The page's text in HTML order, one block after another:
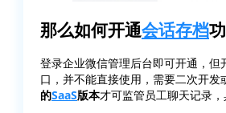
那么如何开通会话存档
登录企业微信管理后台即可开通，但
口，并不能直接使用，需要二次开发
的SaaS版本才可监管员工聊天记录，